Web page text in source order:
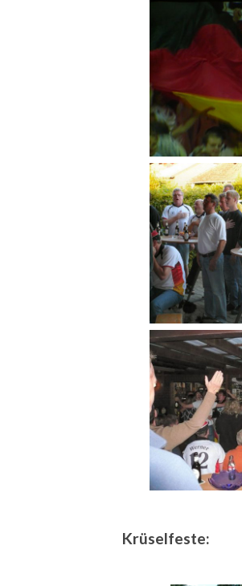
Krüselfeste: